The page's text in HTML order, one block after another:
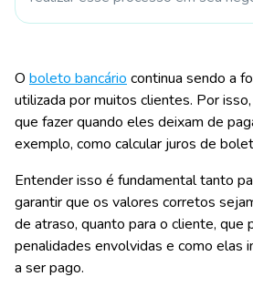
O boleto bancário continua sendo a
utilizada por muitos clientes. Por
que fazer quando eles deixam de
exemplo, como calcular juros de
Entender isso é fundamental tanto
garantir que os valores corretos
de atraso, quanto para o cliente, que
penalidades envolvidas e como elas
a ser pago.